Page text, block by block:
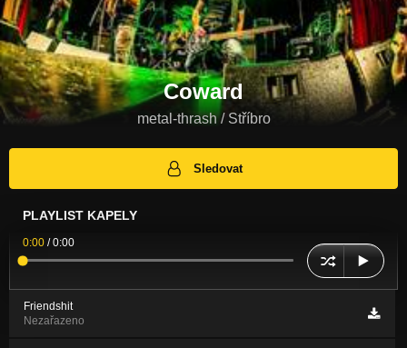
Coward
metal-thrash / Stříbro
Sledovat
PLAYLIST KAPELY
0:00 /0:00
Friendshit
Nezařazeno